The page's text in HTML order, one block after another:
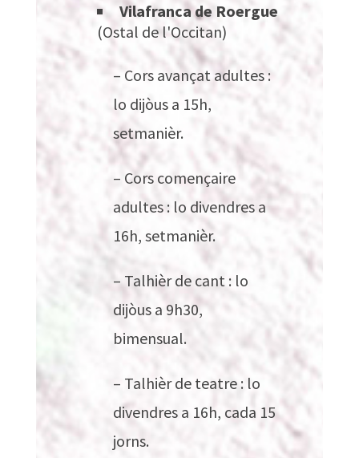
Vilafranca de Roergue
(Ostal de l'Occitan)
– Cors avançat adultes :
lo dijòus a 15h,
setmanièr.
– Cors començaire
adultes : lo divendres a
16h, setmanièr.
– Talhièr de cant : lo
dijòus a 9h30,
bimensual.
– Talhièr de teatre : lo
divendres a 16h, cada 15
jorns.